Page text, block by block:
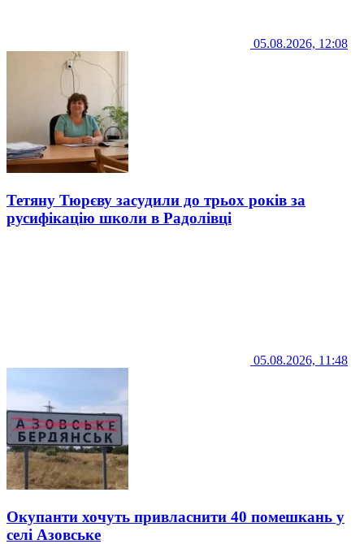
05.08.2026, 12:08
Тетяну Тюрєву засудили до трьох років за
русифікацію школи в Радолівці
05.08.2026, 11:48
Окупанти хочуть привласнити 40 помешкань у
селі Азовське